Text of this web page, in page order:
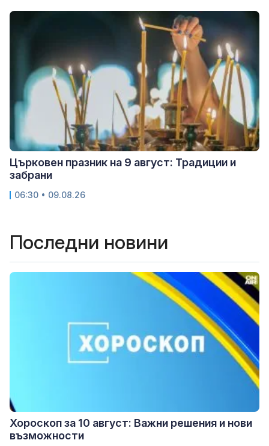
Църковен празник на 9 август: Традиции и
забрани
06:30 • 09.08.26
Последни новини
Хороскоп за 10 август: Важни решения и нови
възможности